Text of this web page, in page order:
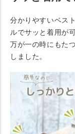
分かりやすいベス
ルでサッと着用が
万が一の時にもた
しました。